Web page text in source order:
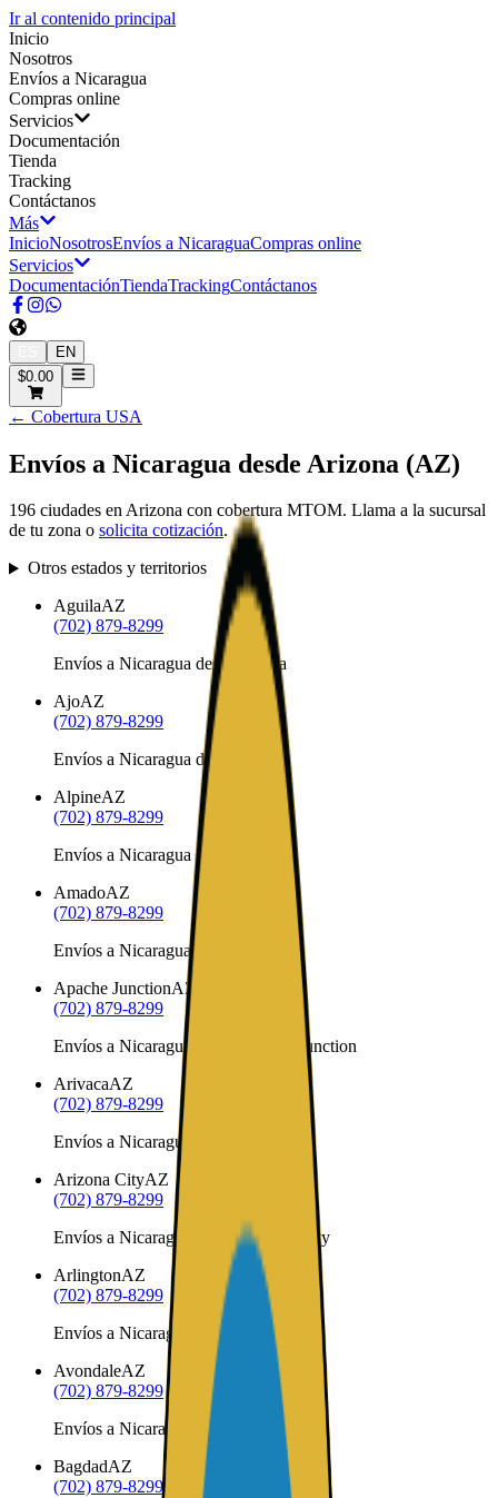
Ir al contenido principal
Inicio
Nosotros
Envíos a Nicaragua
Compras online
Servicios
Documentación
Tienda
Tracking
Contáctanos
Más
InicioNosotrosEnvíos a NicaraguaCompras online
Servicios
DocumentaciónTiendaTrackingContáctanos
EN
$0.00
← Cobertura USA
Envíos a Nicaragua desde Arizona (AZ)
196 ciudades enArizona con cobertura MTOM. Llama a la sucursal
de tu zona o solicita cotización.
Otros estados y territorios
AguilaAZ
(702) 879-8299
Envíos a Nicaragua desde Aguila
AjoAZ
(702) 879-8299
Envíos a Nicaragua desde Ajo
AlpineAZ
(702) 879-8299
Envíos a Nicaragua desde Alpine
AmadoAZ
(702) 879-8299
Envíos a Nicaragua desde Amado
Apache JunctionAZ
(702) 879-8299
Envíos a Nicaragua desde Apache Junction
ArivacaAZ
(702) 879-8299
Envíos a Nicaragua desde Arivaca
Arizona CityAZ
(702) 879-8299
Envíos a Nicaragua desde Arizona City
ArlingtonAZ
(702) 879-8299
Envíos a Nicaragua desde Arlington
AvondaleAZ
(702) 879-8299
Envíos a Nicaragua desde Avondale
BagdadAZ
(702) 879-8299